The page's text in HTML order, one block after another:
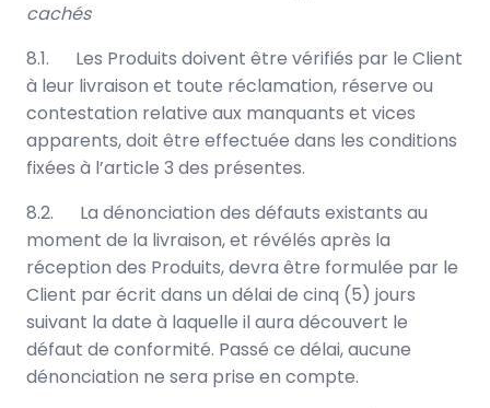
cachés
8.1. Les Produits doivent être vérifiés par le Client
à leur livraison et toute réclamation, réserve ou
contestation relative aux manquants et vices
apparents, doit être effectuée dans les conditions
fixées à l’article 3 des présentes.
8.2. La dénonciation des défauts existants au
moment de la livraison, et révélés après la
réception des Produits, devra être formulée par le
Client par écrit dans un délai de cinq (5) jours
suivant la date à laquelle il aura découvert le
défaut de conformité. Passé ce délai, aucune
dénonciation ne sera prise en compte.